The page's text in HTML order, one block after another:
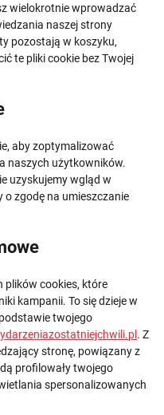
wielokrotnie wprowadzać
naszej strony
pozostają w koszyku,
te pliki cookie bez Twojej
aby zoptymalizować
naszych użytkowników.
uzyskujemy wgląd w
o zgodę na umieszczanie
plików cookies, które
kampanii. To się dzieje w
twojego
. Z
stronę, powiązany z
profilowały twojego
spersonalizowanych